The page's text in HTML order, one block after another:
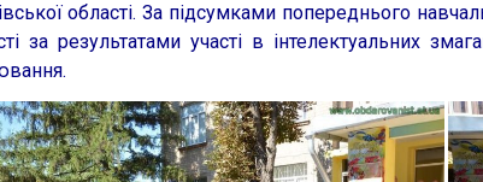
області. За підсумками попереднього
за результатами участі в інтелектуальних